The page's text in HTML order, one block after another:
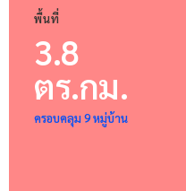
พื้นที่
3.8
ตร.กม.
ครอบคลุม 9 หมู่บ้าน